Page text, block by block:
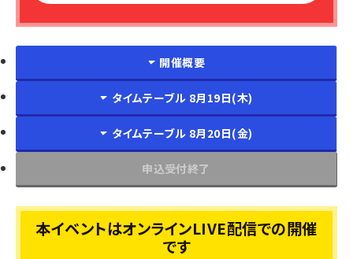
開催概要
タイムテーブル 8月19日(木)
タイムテーブル 8月20日(金)
申込受付終了
本イベントはオンラインLIVE配信での開催
です